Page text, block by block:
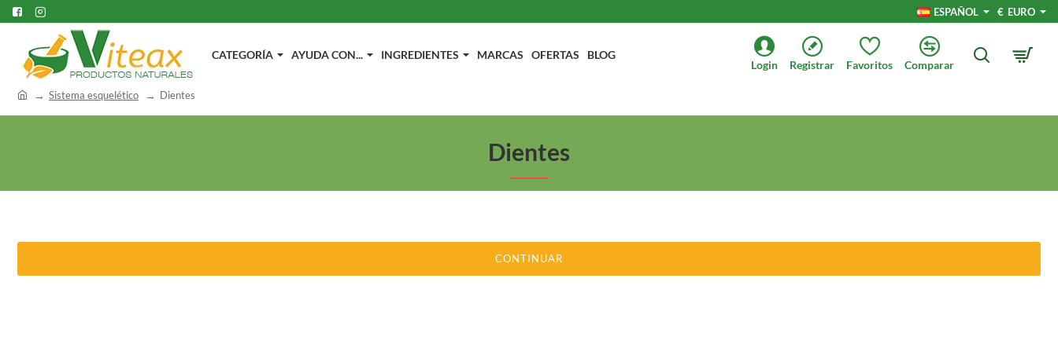
ESPAÑOL € EURO
CATEGORÍA AYUDA CON... INGREDIENTES MARCAS OFERTAS BLOG
Login Registrar Favoritos Comparar
Sistema esquelético Dientes
Dientes
CONTINUAR